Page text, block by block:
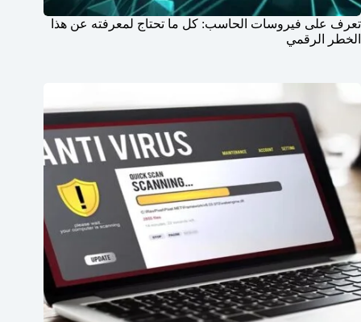
تعرف على فيروسات الحاسب: كل ما تحتاج لمعرفته عن هذا
الخطر الرقمي